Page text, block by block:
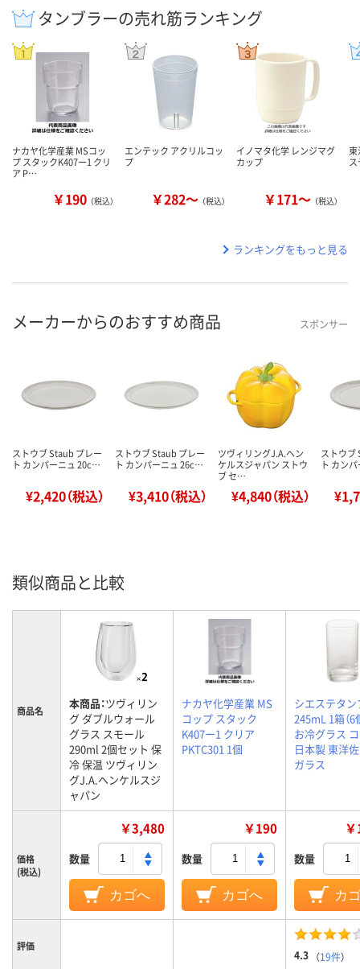
タンブラーの売れ筋ランキング
ナカヤ化学産業 MSコッ
プ スタックK407ー1 クリ
ア P…
￥190 （税込）
エンテック アクリルコッ
プ
￥282～ （税込）
イノマタ化学 レンジマグ
カップ
￥171～ （税込）
ランキングをもっと見る
メーカーからのおすすめ商品 スポンサー
ストウブ Staub プレー
ト カンパーニュ 20c…
¥2,420（税込）
ストウブ Staub プレー
ト カンパーニュ 26c…
¥3,410（税込）
ツヴィリングJ.A.ヘン
ケルスジャパン ストウ
ブ セ…
¥4,840（税込）
ストウブ
ト カン
類似商品と比較
商品名 本商品：ツヴィリン
グ ダブルウォール
グラス スモール
290ml 2個セット 保
冷 保温 ツヴィリン
グJ.A.ヘンケルスジ
ャパン
ナカヤ化学産業 MS
コップ スタック
K407ー1 クリア
PKTC301 1個
シエステタ
245mL 1箱（6
お冷グラス
日本製 東洋
ガラス
価格
(税込)
￥3,480
数量
カゴへ
￥190
数量
カゴへ
数量
カ
評価
4.3 （19件）